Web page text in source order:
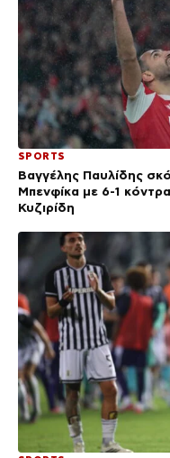
SPORTS
Βαγγέλης Παυλίδης
Μπενφίκα με 6-1
Κυζιρίδη